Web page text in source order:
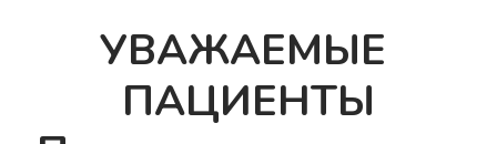
УВАЖАЕМЫЕ
ПАЦИЕНТЫ